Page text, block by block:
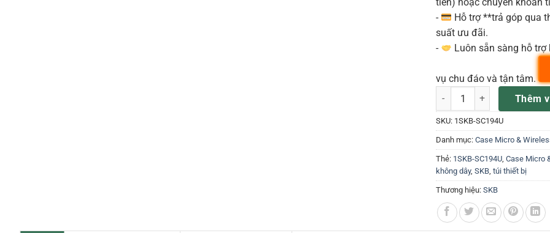
-
Hỗ trợ **trả góp qua
suất ưu đãi.
-
Luôn sẵn sàng hỗ
vụ chu đáo và tận tâm.
1SKB-SC194U túi đựngThêm
SKU: 1SKB-SC194U
Danh mục: Case Micro &
Thẻ: 1SKB-SC194U, Case Micro
không dây, SKB, túi thiết bị
Thương hiệu: SKB